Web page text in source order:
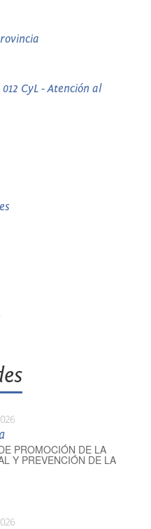
CyL - Atención al
PROMOCIÓN DE LA
Y PREVENCIÓN DE LA